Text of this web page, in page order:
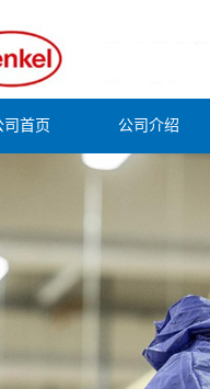
司首页 公司介绍